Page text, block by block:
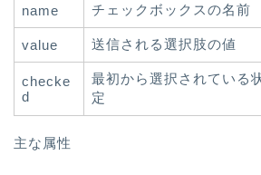
name チェックボックスの名前
value 送信される選択肢の値
checke
d
最初から選択されている
定
主な属性